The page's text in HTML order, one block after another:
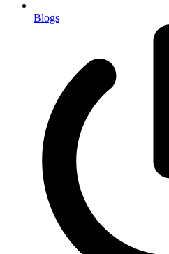
Blogs